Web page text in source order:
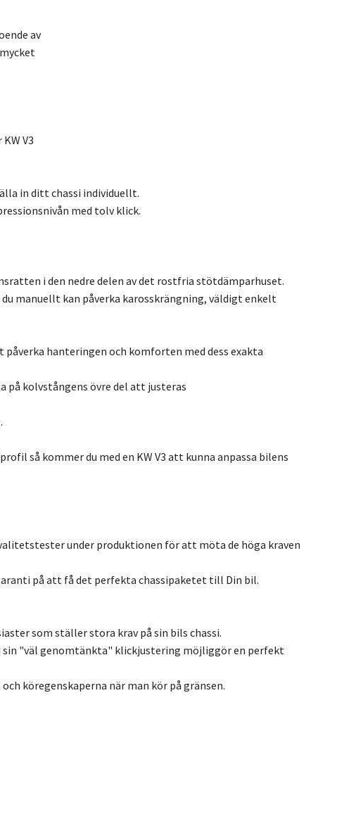
av
V3
in ditt chassi individuellt.
med tolv klick.
i den nedre delen av det rostfria stötdämparhuset.
manuellt kan påverka karosskrängning, väldigt enkelt
hanteringen och komforten med dess exakta
på kolvstångens övre del att justeras
så kommer du med en KW V3 att kunna anpassa bilens
under produktionen för att möta de höga kraven
på att få det perfekta chassipaketet till Din bil.
som ställer stora krav på sin bils chassi.
sin "väl genomtänkta" klickjustering möjliggör en perfekt
köregenskaperna när man kör på gränsen.